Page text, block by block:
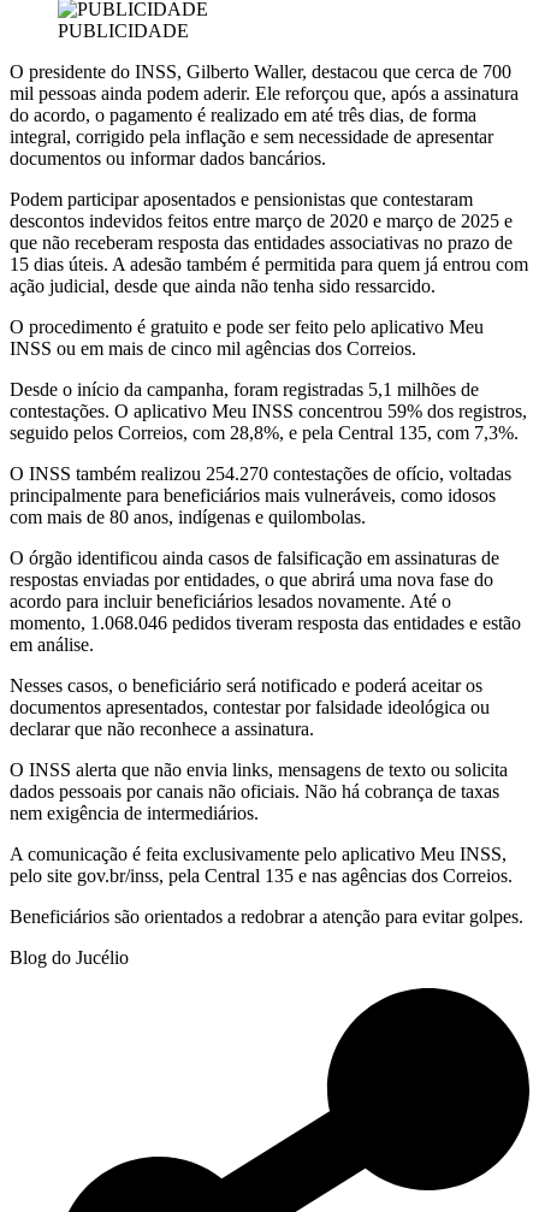
PUBLICIDADE
O presidente do INSS, Gilberto Waller, destacou que cerca de 700
mil pessoas ainda podem aderir. Ele reforçou que, após a assinatura
do acordo, o pagamento é realizado em até três dias, de forma
integral, corrigido pela inflação e sem necessidade de apresentar
documentos ou informar dados bancários.
Podem participar aposentados e pensionistas que contestaram
descontos indevidos feitos entre março de 2020 e março de 2025 e
que não receberam resposta das entidades associativas no prazo de
15 dias úteis. A adesão também é permitida para quem já entrou com
ação judicial, desde que ainda não tenha sido ressarcido.
O procedimento é gratuito e pode ser feito pelo aplicativo Meu
INSS ou em mais de cinco mil agências dos Correios.
Desde o início da campanha, foram registradas 5,1 milhões de
contestações. O aplicativo Meu INSS concentrou 59% dos registros,
seguido pelos Correios, com 28,8%, e pela Central 135, com 7,3%.
O INSS também realizou 254.270 contestações de ofício, voltadas
principalmente para beneficiários mais vulneráveis, como idosos
com mais de 80 anos, indígenas e quilombolas.
O órgão identificou ainda casos de falsificação em assinaturas de
respostas enviadas por entidades, o que abrirá uma nova fase do
acordo para incluir beneficiários lesados novamente. Até o
momento, 1.068.046 pedidos tiveram resposta das entidades e estão
em análise.
Nesses casos, o beneficiário será notificado e poderá aceitar os
documentos apresentados, contestar por falsidade ideológica ou
declarar que não reconhece a assinatura.
O INSS alerta que não envia links, mensagens de texto ou solicita
dados pessoais por canais não oficiais. Não há cobrança de taxas
nem exigência de intermediários.
A comunicação é feita exclusivamente pelo aplicativo Meu INSS,
pelo site gov.br/inss, pela Central 135 e nas agências dos Correios.
Beneficiários são orientados a redobrar a atenção para evitar golpes.
Blog do Jucélio